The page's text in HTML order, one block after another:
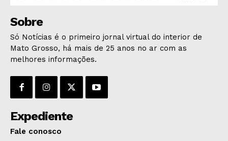
HOME
POLÍTICA
POLÍCIA
ECONOMIA
GERAL
EDUCAÇÃO
Sobre
Só Notícias é o primeiro jornal virtual do interior de
Mato Grosso, há mais de 25 anos no ar com as
melhores informações.
Expediente
Fale conosco